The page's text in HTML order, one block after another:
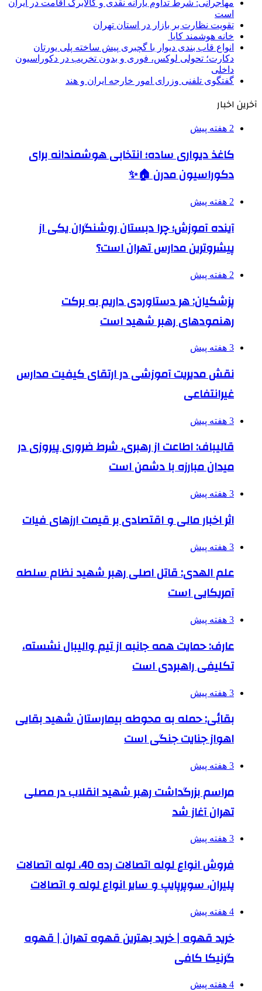
مهاجرانی: شرط تداوم یارانه نقدی و کالابرگ اقامت در ایران
است
تقویت نظارت بر بازار در استان تهران
خانه هوشمند کایا
انواع قاب بندی دیوار با گچبری پیش ساخته پلی یورتان
دکارت؛ تحولی لوکس، فوری و بدون تخریب در دکوراسیون
داخلی
گفتگوی تلفنی وزرای امور خارجه ایران و هند
آخرین اخبار
2 هفته پیش
کاغذ دیواری ساده؛ انتخابی هوشمندانه برای
دکوراسیون مدرن 🏠✨
2 هفته پیش
آینده آموزش؛ چرا دبستان روشنگران یکی از
پیشروترین مدارس تهران است؟
2 هفته پیش
پزشکیان: هر دستاوردی داریم به برکت
رهنمودهای رهبر شهید است
3 هفته پیش
نقش مدیریت آموزشی در ارتقای کیفیت مدارس
غیرانتفاعی
3 هفته پیش
قالیباف: اطاعت از رهبری، شرط ضروری پیروزی در
میدان مبارزه با دشمن است
3 هفته پیش
اثر اخبار مالی و اقتصادی بر قیمت ارزهای فیات
3 هفته پیش
علم الهدی: قاتل اصلی رهبر شهید نظام سلطه
آمریکایی است
3 هفته پیش
عارف: حمایت همه جانبه از تیم والیبال نشسته،
تکلیفی راهبردی است
3 هفته پیش
بقائی: حمله به محوطه بیمارستان شهید بقایی
اهواز جنایت جنگی است
3 هفته پیش
مراسم بزرگداشت رهبر شهید انقلاب در مصلی
تهران آغاز شد
3 هفته پیش
فروش انواع لوله اتصالات رده 40، لوله اتصالات
پلیران، سوپرپایپ و سایر انواع لوله و اتصالات
4 هفته پیش
خرید قهوه | خرید بهترین قهوه تهران | قهوه
گرنیکا کافی
4 هفته پیش